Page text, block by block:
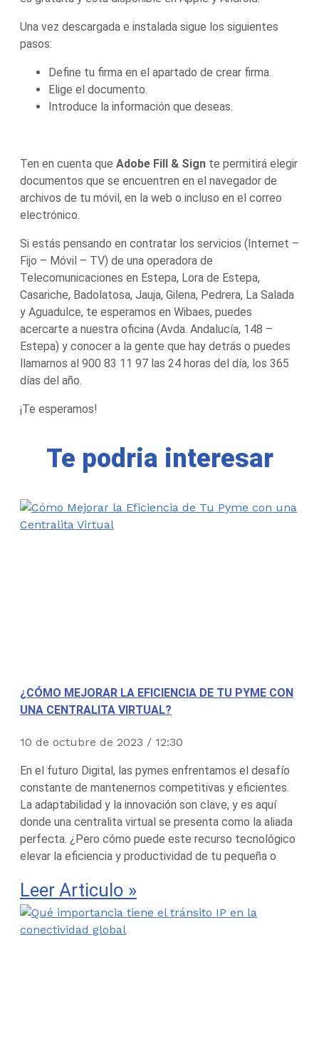
Una vez descargada e instalada sigue los siguientes
pasos:
Define tu firma en el apartado de crear firma.
Elige el documento.
Introduce la información que deseas.
Ten en cuenta que Adobe Fill & Sign te permitirá elegir
documentos que se encuentren en el navegador de
archivos de tu móvil, en la web o incluso en el correo
electrónico.
Si estás pensando en contratar los servicios (Internet –
Fijo – Móvil – TV) de una operadora de
Telecomunicaciones en Estepa, Lora de Estepa,
Casariche, Badolatosa, Jauja, Gilena, Pedrera, La Salada
y Aguadulce, te esperamos en Wibaes, puedes
acercarte a nuestra oficina (Avda. Andalucía, 148 –
Estepa) y conocer a la gente que hay detrás o puedes
llamarnos al 900 83 11 97 las 24 horas del día, los 365
días del año.
¡Te esperamos!
Te podria interesar
¿CÓMO MEJORAR LA EFICIENCIA DE TU PYME CON
UNA CENTRALITA VIRTUAL?
10 de octubre de 2023 12:30
En el futuro Digital, las pymes enfrentamos el desafío
constante de mantenernos competitivas y eficientes.
La adaptabilidad y la innovación son clave, y es aquí
donde una centralita virtual se presenta como la aliada
perfecta. ¿Pero cómo puede este recurso tecnológico
elevar la eficiencia y productividad de tu pequeña o
Leer Articulo »